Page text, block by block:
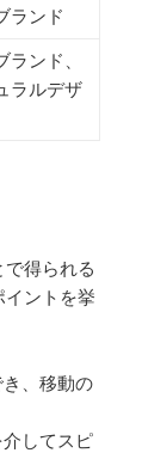
ランド
ランド、
ラルデザ
で得られる
イントを挙
、移動の
してスピ